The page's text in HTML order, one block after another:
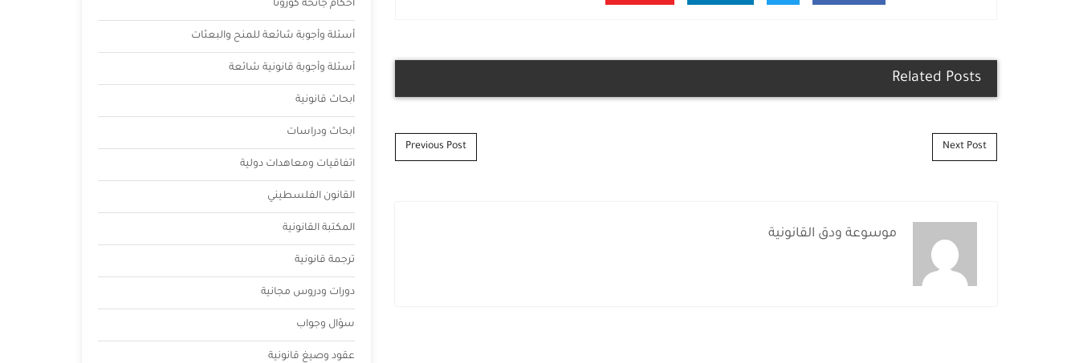
Related Posts
Post navigation
Previous Post Next Post
موسوعة ودق القانونية
أحكام جائحة كورونا
أسئلة وأجوبة شائعة للمنح والبعثات
أسئلة وأجوبة قانونية شائعة
ابحاث قانونية
ابحاث ودراسات
اتفاقيات ومعاهدات دولية
القانون الفلسطيني
المكتبة القانونية
ترجمة قانونية
دورات ودروس مجانية
سؤال وجواب
عقود وصيغ قانونية